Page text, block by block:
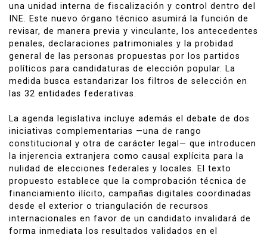
una unidad interna de fiscalización y control dentro del
INE. Este nuevo órgano técnico asumirá la función de
revisar, de manera previa y vinculante, los antecedentes
penales, declaraciones patrimoniales y la probidad
general de las personas propuestas por los partidos
políticos para candidaturas de elección popular. La
medida busca estandarizar los filtros de selección en
las 32 entidades federativas.
La agenda legislativa incluye además el debate de dos
iniciativas complementarias —una de rango
constitucional y otra de carácter legal— que introducen
la injerencia extranjera como causal explícita para la
nulidad de elecciones federales y locales. El texto
propuesto establece que la comprobación técnica de
financiamiento ilícito, campañas digitales coordinadas
desde el exterior o triangulación de recursos
internacionales en favor de un candidato invalidará de
forma inmediata los resultados validados en el